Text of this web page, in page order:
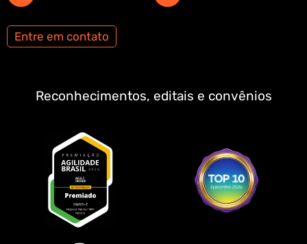
Entre em contato
Reconhecimentos, editais e convênios